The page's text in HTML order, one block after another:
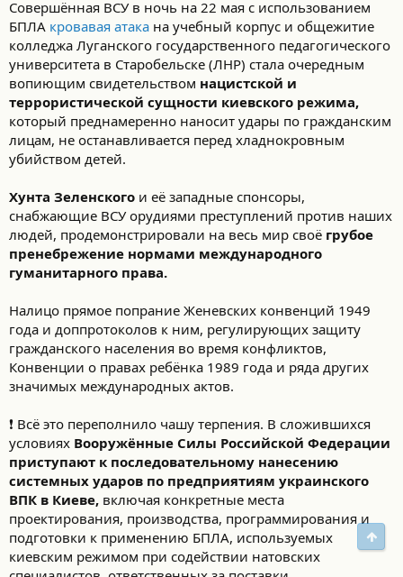
Совершённая ВСУ в ночь на 22 мая с использованием
БПЛА кровавая атака на учебный корпус и общежитие
колледжа Луганского государственного педагогического
университета в Старобельске (ЛHP) стала очередным
вопиющим свидетельством нацистской и
террористической сущности киевского режима,
который преднамеренно наносит удары по гражданским
лицам, не останавливается перед хладнокровным
убийством детей.
Хунта Зеленского и её западные спонсоры,
снабжающие ВСУ орудиями преступлений против наших
людей, продемонстрировали на весь мир своё грубое
пренебрежение нормами международного
гуманитарного права.
Налицо прямое попрание Женевских конвенций 1949
года и доппротоколов к ним, регулирующих защиту
гражданского населения во время конфликтов,
Конвенции о правах ребёнка 1989 года и ряда других
значимых международных актов.
❗️ Всё это переполнило чашу терпения. В сложившихся
условиях Вооружённые Силы Российской Федерации
приступают к последовательному нанесению
системных ударов по предприятиям украинского
ВПК в Киеве, включая конкретные места
проектирования, производства, программирования и
подготовки к применению БПЛА, используемых
киевским режимом при содействии натовских